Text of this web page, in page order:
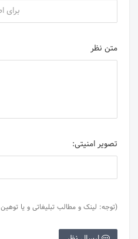
متن نظر
تصویر امنیتی:
(توجه: لینک و مطالب تبلیغاتی و یا